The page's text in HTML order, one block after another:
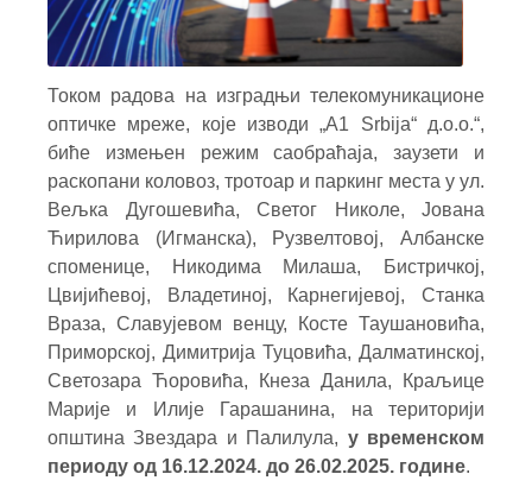
Током радова на изградњи телекомуникационе
оптичке мреже, које изводи „A1 Srbija“ д.о.о.“,
биће измењен режим саобраћаја, заузети и
раскопани коловоз, тротоар и паркинг места у ул.
Вељка Дугошевића, Светог Николе, Јована
Ћирилова (Игманска), Рузвелтовој, Албанске
споменице, Никодима Милаша, Бистричкој,
Цвијићевој, Владетиној, Карнегијевој, Станка
Враза, Славујевом венцу, Косте Таушановића,
Приморској, Димитрија Туцовића, Далматинској,
Светозара Ћоровића, Кнeза Данила, Краљице
Марије и Илије Гарашанина, на територији
општина Звездара и Палилула, у временском
периоду од 16.12.2024. до 26.02.2025. године.